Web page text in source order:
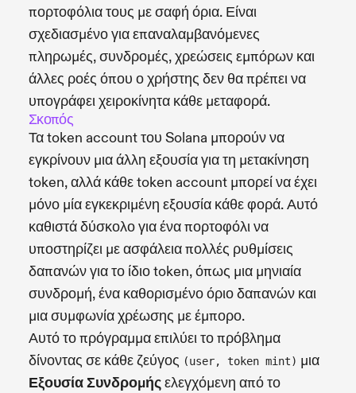
πορτοφόλια τους με σαφή όρια. Είναι
σχεδιασμένο για επαναλαμβανόμενες
πληρωμές, συνδρομές, χρεώσεις εμπόρων και
άλλες ροές όπου ο χρήστης δεν θα πρέπει να
υπογράφει χειροκίνητα κάθε μεταφορά.
Σκοπός
Τα token account του Solana μπορούν να
εγκρίνουν μια άλλη εξουσία για τη μετακίνηση
token, αλλά κάθε token account μπορεί να έχει
μόνο μία εγκεκριμένη εξουσία κάθε φορά. Αυτό
καθιστά δύσκολο για ένα πορτοφόλι να
υποστηρίζει με ασφάλεια πολλές ρυθμίσεις
δαπανών για το ίδιο token, όπως μια μηνιαία
συνδρομή, ένα καθορισμένο όριο δαπανών και
μια συμφωνία χρέωσης με έμπορο.
Αυτό το πρόγραμμα επιλύει το πρόβλημα
δίνοντας σε κάθε ζεύγος (user, token mint) μια
Εξουσία Συνδρομήςελεγχόμενη από το